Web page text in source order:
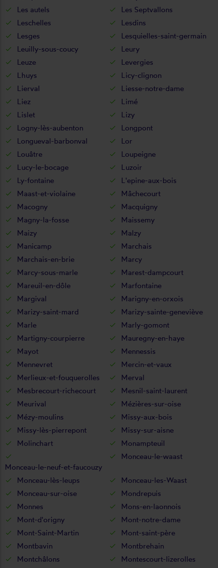
Les autels
Les Septvallons
Leschelles
Lesdins
Lesges
Lesquielles-saint-germain
Leuilly-sous-coucy
Leury
Leuze
Levergies
Lhuys
Licy-clignon
Lierval
Liesse-notre-dame
Liez
Limé
Lislet
Lizy
Logny-lès-aubenton
Longpont
Longueval-barbonval
Lor
Louâtre
Loupeigne
Lucy-le-bocage
Luzoir
Ly-fontaine
L'epine-aux-bois
Maast-et-violaine
Mâchecourt
Macogny
Macquigny
Magny-la-fosse
Maissemy
Maizy
Malzy
Manicamp
Marchais
Marchais-en-brie
Marcy
Marcy-sous-marle
Marest-dampcourt
Mareuil-en-dôle
Marfontaine
Margival
Marigny-en-orxois
Marizy-saint-mard
Marizy-sainte-geneviève
Marle
Marly-gomont
Martigny-courpierre
Mauregny-en-haye
Mayot
Mennessis
Mennevret
Mercin-et-vaux
Merlieux-et-fouquerolles
Merval
Mesbrecourt-richecourt
Mesnil-saint-laurent
Meurival
Mézières-sur-oise
Mézy-moulins
Missy-aux-bois
Missy-lès-pierrepont
Missy-sur-aisne
Molinchart
Monampteuil
Monceau-le-neuf-et-faucouzy
Monceau-le-waast
Monceau-lès-leups
Monceau-les-Waast
Monceau-sur-oise
Mondrepuis
Monnes
Mons-en-laonnois
Mont-d'origny
Mont-notre-dame
Mont-Saint-Martin
Mont-saint-père
Montbavin
Montbrehain
Montchâlons
Montescourt-lizerolles